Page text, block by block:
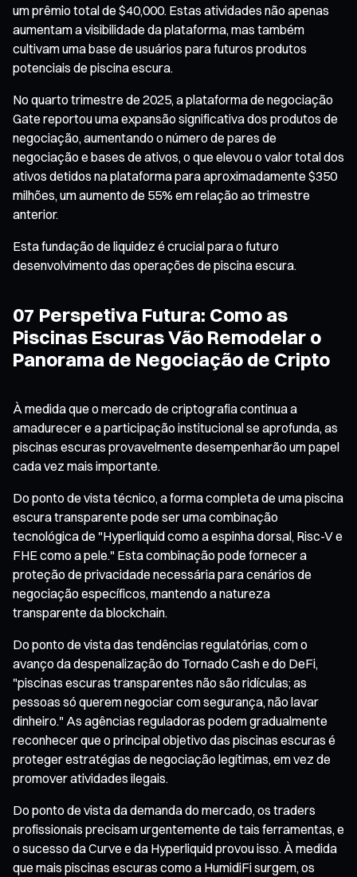
um prêmio total de $40,000. Estas atividades não apenas
aumentam a visibilidade da plataforma, mas também
cultivam uma base de usuários para futuros produtos
potenciais de piscina escura.
No quarto trimestre de 2025, a plataforma de negociação
Gate reportou uma expansão significativa dos produtos de
negociação, aumentando o número de pares de
negociação e bases de ativos, o que elevou o valor total dos
ativos detidos na plataforma para aproximadamente $350
milhões, um aumento de 55% em relação ao trimestre
anterior.
Esta fundação de liquidez é crucial para o futuro
desenvolvimento das operações de piscina escura.
07 Perspetiva Futura: Como as
Piscinas Escuras Vão Remodelar o
Panorama de Negociação de Cripto
À medida que o mercado de criptografia continua a
amadurecer e a participação institucional se aprofunda, as
piscinas escuras provavelmente desempenharão um papel
cada vez mais importante.
Do ponto de vista técnico, a forma completa de uma piscina
escura transparente pode ser uma combinação
tecnológica de "Hyperliquid como a espinha dorsal, Risc-V e
FHE como a pele." Esta combinação pode fornecer a
proteção de privacidade necessária para cenários de
negociação específicos, mantendo a natureza
transparente da blockchain.
Do ponto de vista das tendências regulatórias, com o
avanço da despenalização do Tornado Cash e do DeFi,
"piscinas escuras transparentes não são ridículas; as
pessoas só querem negociar com segurança, não lavar
dinheiro." As agências reguladoras podem gradualmente
reconhecer que o principal objetivo das piscinas escuras é
proteger estratégias de negociação legítimas, em vez de
promover atividades ilegais.
Do ponto de vista da demanda do mercado, os traders
profissionais precisam urgentemente de tais ferramentas, e
o sucesso da Curve e da Hyperliquid provou isso. À medida
que mais piscinas escuras como a HumidiFi surgem, os